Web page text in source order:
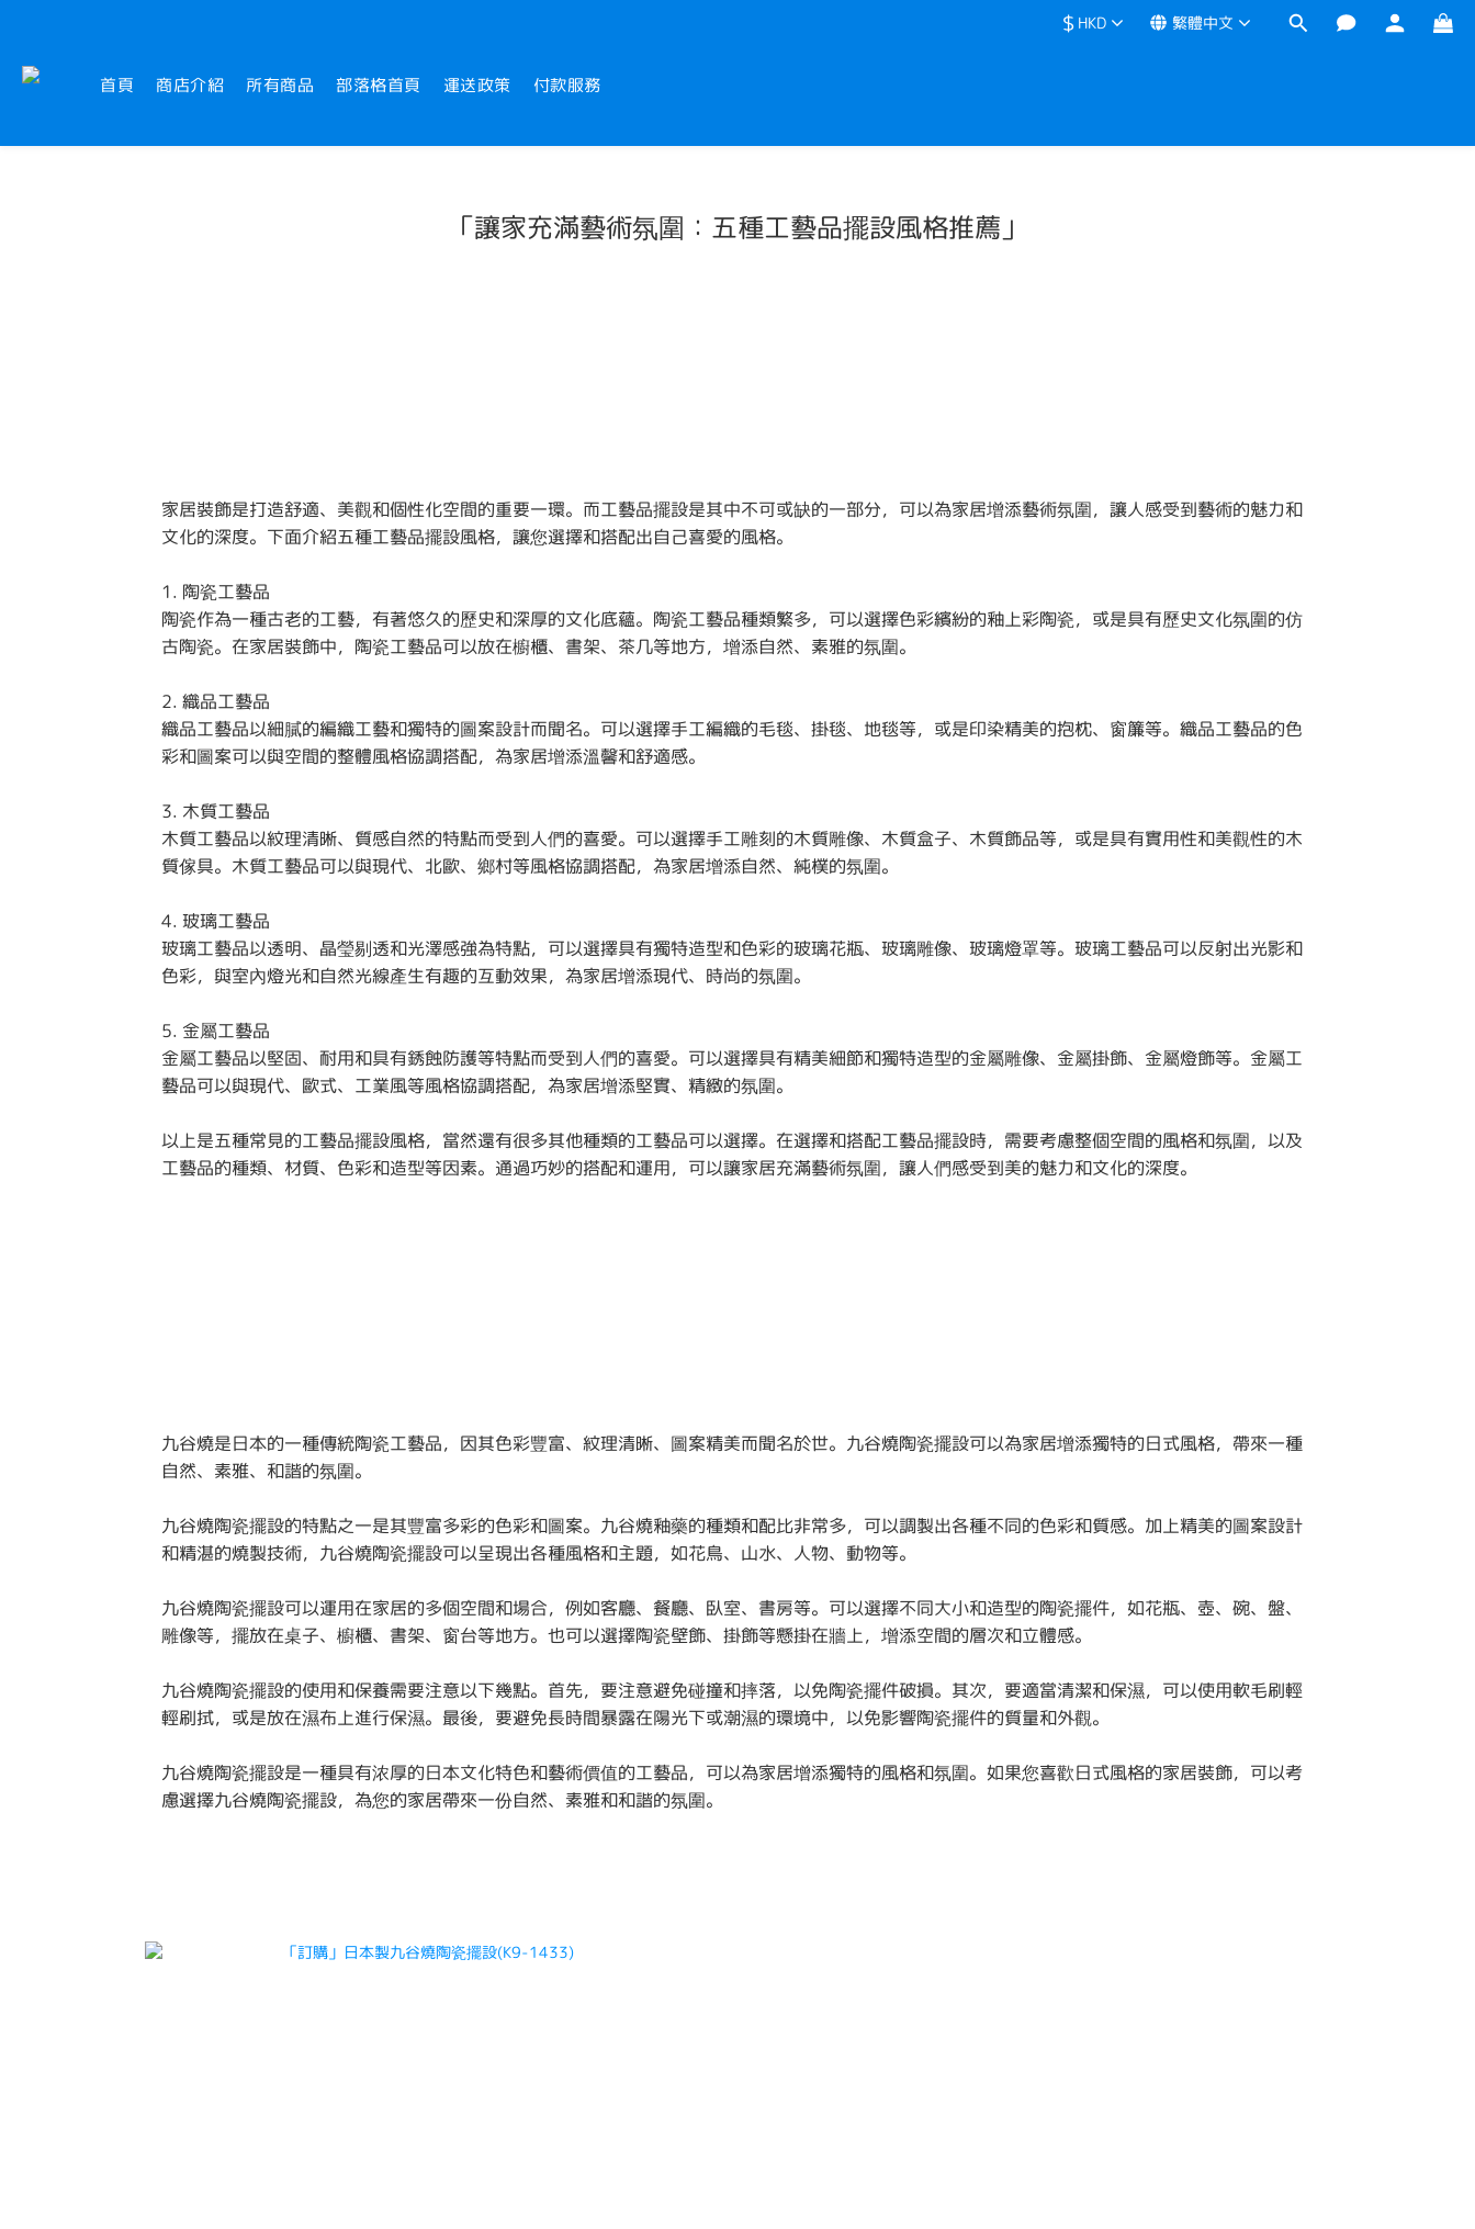
$ HKD 繁體中文
首頁 商店介紹 所有商品 部落格首頁 運送政策 付款服務
「讓家充滿藝術氛圍：五種工藝品擺設風格推薦」
家居裝飾是打造舒適、美觀和個性化空間的重要一環。而工藝品擺設是其中不可或缺的一部分，可以為家居增添藝術氛圍，讓人感受到藝術的魅力和
文化的深度。下面介紹五種工藝品擺設風格，讓您選擇和搭配出自己喜愛的風格。
1. 陶瓷工藝品
陶瓷作為一種古老的工藝，有著悠久的歷史和深厚的文化底蘊。陶瓷工藝品種類繁多，可以選擇色彩繽紛的釉上彩陶瓷，或是具有歷史文化氛圍的仿
古陶瓷。在家居裝飾中，陶瓷工藝品可以放在櫥櫃、書架、茶几等地方，增添自然、素雅的氛圍。
2. 織品工藝品
織品工藝品以細膩的編織工藝和獨特的圖案設計而聞名。可以選擇手工編織的毛毯、掛毯、地毯等，或是印染精美的抱枕、窗簾等。織品工藝品的色
彩和圖案可以與空間的整體風格協調搭配，為家居增添溫馨和舒適感。
3. 木質工藝品
木質工藝品以紋理清晰、質感自然的特點而受到人們的喜愛。可以選擇手工雕刻的木質雕像、木質盒子、木質飾品等，或是具有實用性和美觀性的木
質傢具。木質工藝品可以與現代、北歐、鄉村等風格協調搭配，為家居增添自然、純樸的氛圍。
4. 玻璃工藝品
玻璃工藝品以透明、晶瑩剔透和光澤感強為特點，可以選擇具有獨特造型和色彩的玻璃花瓶、玻璃雕像、玻璃燈罩等。玻璃工藝品可以反射出光影和
色彩，與室內燈光和自然光線產生有趣的互動效果，為家居增添現代、時尚的氛圍。
5. 金屬工藝品
金屬工藝品以堅固、耐用和具有銹蝕防護等特點而受到人們的喜愛。可以選擇具有精美細節和獨特造型的金屬雕像、金屬掛飾、金屬燈飾等。金屬工
藝品可以與現代、歐式、工業風等風格協調搭配，為家居增添堅實、精緻的氛圍。
以上是五種常見的工藝品擺設風格，當然還有很多其他種類的工藝品可以選擇。在選擇和搭配工藝品擺設時，需要考慮整個空間的風格和氛圍，以及
工藝品的種類、材質、色彩和造型等因素。通過巧妙的搭配和運用，可以讓家居充滿藝術氛圍，讓人們感受到美的魅力和文化的深度。
九谷燒是日本的一種傳統陶瓷工藝品，因其色彩豐富、紋理清晰、圖案精美而聞名於世。九谷燒陶瓷擺設可以為家居增添獨特的日式風格，帶來一種
自然、素雅、和諧的氛圍。
九谷燒陶瓷擺設的特點之一是其豐富多彩的色彩和圖案。九谷燒釉藥的種類和配比非常多，可以調製出各種不同的色彩和質感。加上精美的圖案設計
和精湛的燒製技術，九谷燒陶瓷擺設可以呈現出各種風格和主題，如花鳥、山水、人物、動物等。
九谷燒陶瓷擺設可以運用在家居的多個空間和場合，例如客廳、餐廳、臥室、書房等。可以選擇不同大小和造型的陶瓷擺件，如花瓶、壺、碗、盤、
雕像等，擺放在桌子、櫥櫃、書架、窗台等地方。也可以選擇陶瓷壁飾、掛飾等懸掛在牆上，增添空間的層次和立體感。
九谷燒陶瓷擺設的使用和保養需要注意以下幾點。首先，要注意避免碰撞和摔落，以免陶瓷擺件破損。其次，要適當清潔和保濕，可以使用軟毛刷輕
輕刷拭，或是放在濕布上進行保濕。最後，要避免長時間暴露在陽光下或潮濕的環境中，以免影響陶瓷擺件的質量和外觀。
九谷燒陶瓷擺設是一種具有浓厚的日本文化特色和藝術價值的工藝品，可以為家居增添獨特的風格和氛圍。如果您喜歡日式風格的家居裝飾，可以考
慮選擇九谷燒陶瓷擺設，為您的家居帶來一份自然、素雅和和諧的氛圍。